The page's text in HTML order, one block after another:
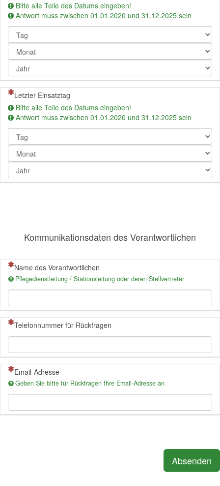
Bitte alle Teile des Datums eingeben!
Antwort muss zwischen 01.01.2020 und 31.12.2025 sein
Tag
Monat
Jahr
(Dies ist eine Pflichtfrage.)
Letzter Einsatztag
Bitte alle Teile des Datums eingeben!
Antwort muss zwischen 01.01.2020 und 31.12.2025 sein
Tag
Monat
Jahr
Kommunikationsdaten des Verantwortlichen
(Dies ist eine Pflichtfrage.)
Name des Verantwortlichen
Pflegedienstleitung / Stationsleitung oder deren Stellvertreter
(Dies ist eine Pflichtfrage.)
Telefonnummer für Rückfragen
(Dies ist eine Pflichtfrage.)
Email-Adresse
Geben Sie bitte für Rückfragen Ihre Email-Adresse an
Absenden